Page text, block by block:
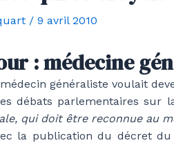
/ 9 avril 2010
: médecine
généraliste voulait
débats parlementaires sur
qui doit être reconnue au
la publication du décret